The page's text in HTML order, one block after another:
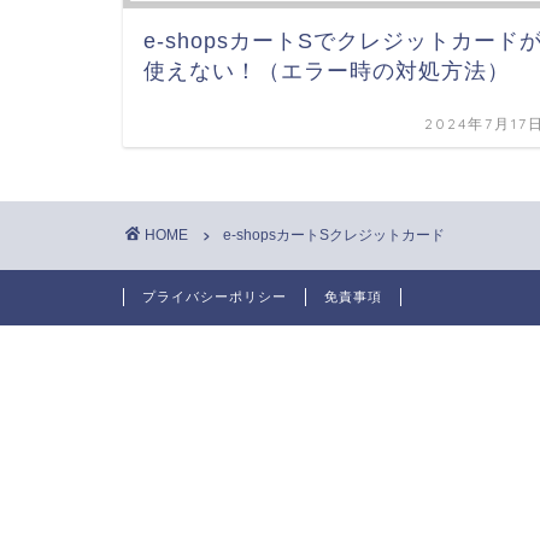
e-shopsカートSでクレジットカード
使えない！（エラー時の対処方法）
2024年7月17
HOME e-shopsカートSクレジットカード
プライバシーポリシー 免責事項